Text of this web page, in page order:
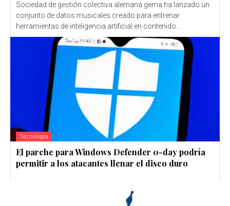
Sociedad de gestión colectiva alemana gema ha lanzado un
conjunto de datos musicales creado para entrenar
herramientas de inteligencia artificial en contenido...
Tecnología
El parche para Windows Defender 0-day podría
permitir a los atacantes llenar el disco duro